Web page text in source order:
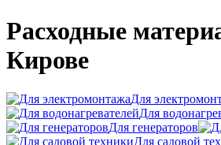
Расходные
Кирове
Для
Для
Для генераторов
Для садовой